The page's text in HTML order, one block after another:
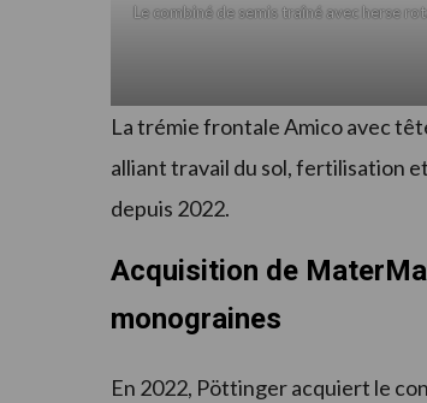
Le combiné de semis traîné avec herse
La trémie frontale Amico avec
alliant travail du sol, fertilisation
depuis 2022.
Acquisition de
monograines
En 2022, Pöttinger acquiert le